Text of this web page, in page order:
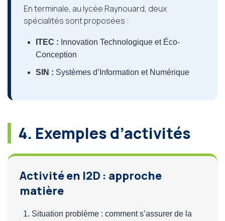
En terminale, au lycée Raynouard, deux
spécialités sont proposées :
ITEC : Innovation Technologique et Éco-
Conception
SIN : Systèmes d’Information et Numérique
4. Exemples d’activités
Activité en I2D : approche
matière
Situation problème : comment s’assurer de la